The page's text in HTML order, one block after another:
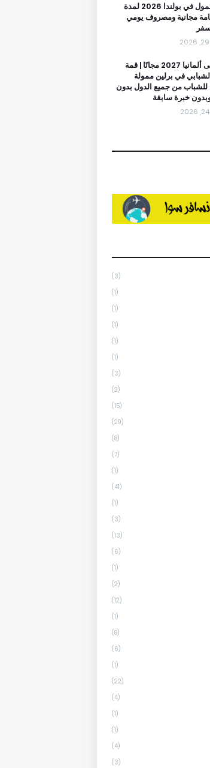
تطوع ممول في بولندا 2026 لمدة
مجانية ومصروف يومي
سافر إلى ألمانيا 2027 مجانًا | قمة
في برلين ممولة
للشباب من جميع الدول بدون
(3)
(1)
(1)
(1)
(1)
(1)
(3)
(2)
(15)
(29)
(8)
(7)
(1)
(41)
(1)
(3)
(13)
(6)
(1)
(2)
(12)
(1)
(8)
(6)
(1)
(22)
(4)
(1)
(1)
(4)
(3)